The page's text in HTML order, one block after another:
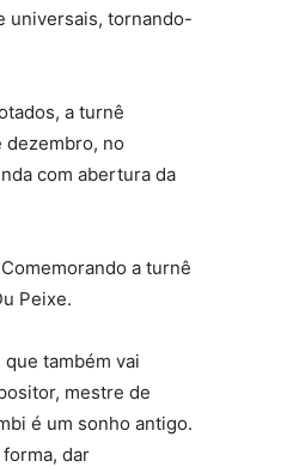
universais, tornando-
a turnê
dezembro, no
com abertura da
a turnê
Peixe.
que também vai
mestre de
é um sonho antigo.
dar